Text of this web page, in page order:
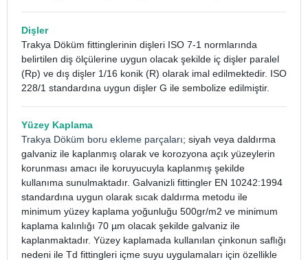
Dişler
Trakya Döküm fittinglerinin dişleri ISO 7-1 normlarında
belirtilen diş ölçülerine uygun olacak şekilde iç dişler paralel
(Rp) ve dış dişler 1/16 konik (R) olarak imal edilmektedir. ISO
228/1 standardına uygun dişler G ile sembolize edilmiştir.
Yüzey Kaplama
Trakya Döküm boru ekleme parçaları; siyah veya daldırma
galvaniz ile kaplanmış olarak ve korozyona açık yüzeylerin
korunması amacı ile koruyucuyla kaplanmış şekilde
kullanıma sunulmaktadır. Galvanizli fittingler EN 10242:1994
standardına uygun olarak sıcak daldırma metodu ile
minimum yüzey kaplama yoğunluğu 500gr/m2 ve minimum
kaplama kalınlığı 70 µm olacak şekilde galvaniz ile
kaplanmaktadır. Yüzey kaplamada kullanılan çinkonun saflığı
nedeni ile Td fittingleri içme suyu uygulamaları için özellikle